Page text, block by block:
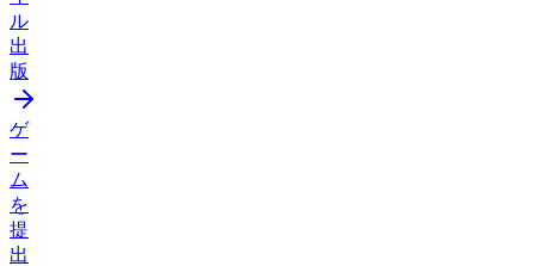
ル
出
版
ゲ
ー
ム
を
提
出